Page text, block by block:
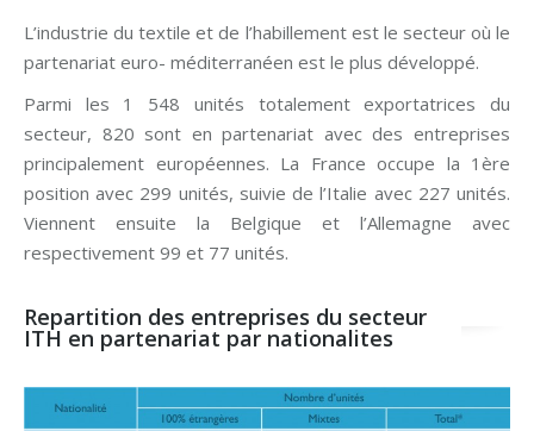
L’industrie du textile et de l’habillement est le secteur où le
partenariat euro- méditerranéen est le plus développé.
Parmi les 1 548 unités totalement exportatrices du
secteur, 820 sont en partenariat avec des entreprises
principalement européennes. La France occupe la 1ère
position avec 299 unités, suivie de l’Italie avec 227 unités.
Viennent ensuite la Belgique et l’Allemagne avec
respectivement 99 et 77 unités.
Repartition des entreprises du secteur
ITH en partenariat par nationalites